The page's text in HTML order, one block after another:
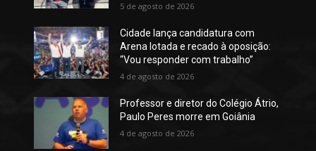
5 de agosto de 2026
Cidade lança candidatura com
Arena lotada e recado à oposição:
“Vou responder com trabalho”
4 de agosto de 2026
Professor e diretor do Colégio Átrio,
Paulo Peres morre em Goiânia
4 de agosto de 2026